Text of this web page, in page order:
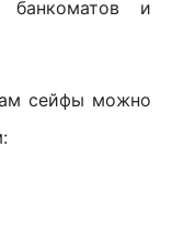
банкоматов и
сейфы можно